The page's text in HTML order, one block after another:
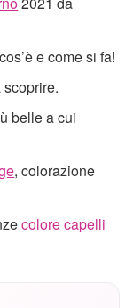
e come si fa!
scoprire.
belle a cui
, colorazione
colore capelli